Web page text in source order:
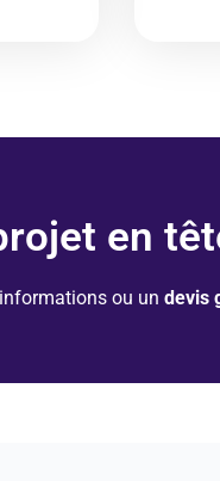
en
ou undevis